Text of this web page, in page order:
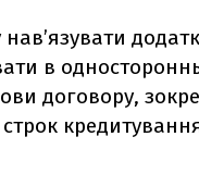
в
договору,
строк